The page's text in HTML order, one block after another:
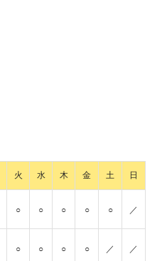
火 水 木 金 土 日
○ ○ ○ ○ ○ ／
○ ○ ○ ○ ／ ／